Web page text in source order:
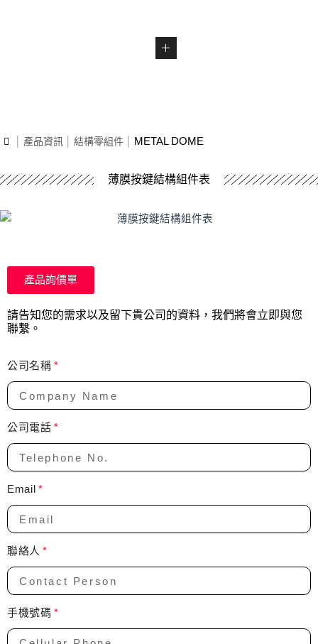
產品資訊 結構零組件 METAL DOME
薄膜按鍵結構組件表
產品詢價單
請告知您的需求以及留下貴公司的資料，我們將會立即與您
聯繫。
公司名稱
公司電話
Email
聯絡人
手機號碼